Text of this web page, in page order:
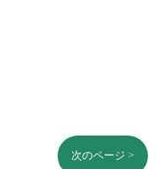
次のページ >